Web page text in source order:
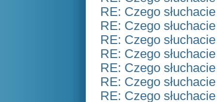
RE: Czego
RE: Czego
RE: Czego
RE: Czego
RE: Czego
RE: Czego
RE: Czego